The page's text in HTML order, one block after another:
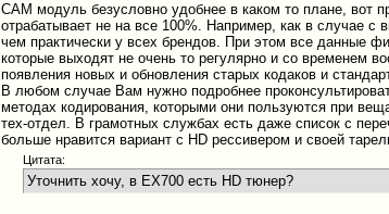
CAM модуль безусловно удобнее в каком то плане, вот
отрабатывает не на все 100%. Например, как в случае
чем практически у всех брендов. При этом все данные
которые выходят не очень то регулярно и со временем
появления новых и обновления старых кодаков и
В любом случае Вам нужно подробнее
методах кодирования, которыми они пользуются при
тех-отдел. В грамотных службах есть даже список с
больше нравится вариант с HD рессивером и своей
Цитата:
Уточнить хочу, в ЕХ700 есть HD тюнер?